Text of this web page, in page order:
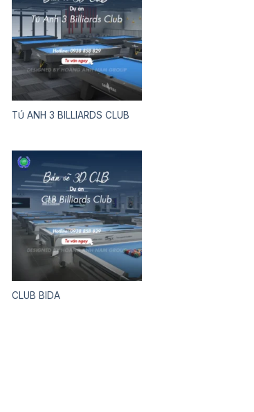
TÚ ANH 3 BILLIARDS CLUB
CLUB BIDA